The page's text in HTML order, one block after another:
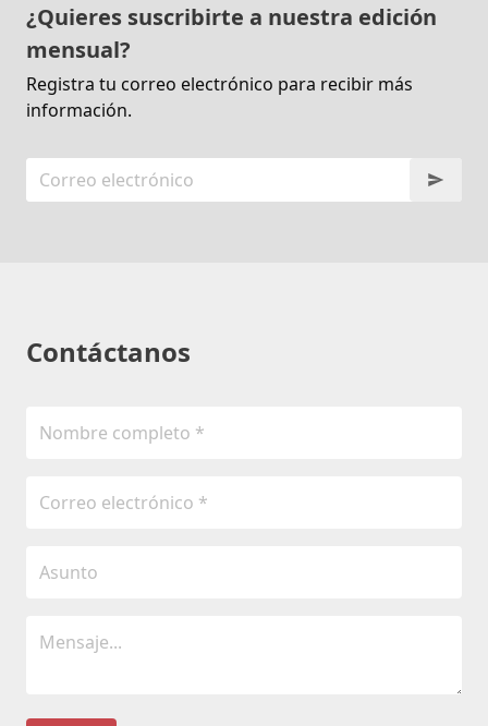
¿Quieres suscribirte a nuestra edición
mensual?
Registra tu correo electrónico para recibir más
información.
Contáctanos